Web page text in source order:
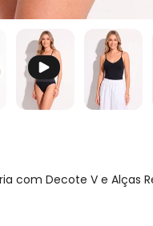
com Decote V e Alças